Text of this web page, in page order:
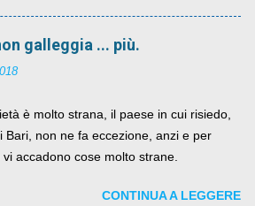
galleggia ... più.
è molto strana, il paese in cui risiedo,
Bari, non ne fa eccezione, anzi e per
vi accadono cose molto strane.
CONTINUA A LEGGERE